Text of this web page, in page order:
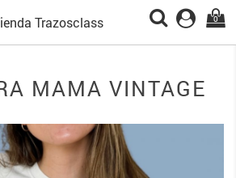
0
MAMA VINTAGE